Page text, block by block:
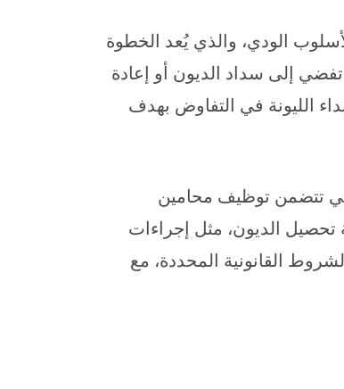
الودي، والذي يُعد الخطوة
إلى سداد الديون أو إعادة
الليونة في التفاوض بهدف
التي تتضمن توظيف محامين
تحصيل الديون، مثل إجراءات
القانونية المحددة، مع